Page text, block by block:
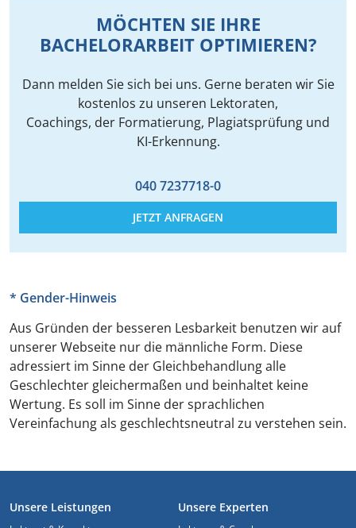
MÖCHTEN SIE IHRE
BACHELORARBEIT OPTIMIEREN?
Dann melden Sie sich bei uns. Gerne beraten wir Sie
kostenlos zu unseren Lektoraten,
Coachings, der Formatierung, Plagiatsprüfung und
KI-Erkennung.
040 7237718-0
JETZT ANFRAGEN
* Gender-Hinweis
Aus Gründen der besseren Lesbarkeit benutzen wir auf
unserer Webseite nur die männliche Form. Diese
adressiert im Sinne der Gleichbehandlung alle
Geschlechter gleichermaßen und beinhaltet keine
Wertung. Es soll im Sinne der sprachlichen
Vereinfachung als geschlechtsneutral zu verstehen sein.
FUSSZEILE
Unsere Leistungen Unsere Experten